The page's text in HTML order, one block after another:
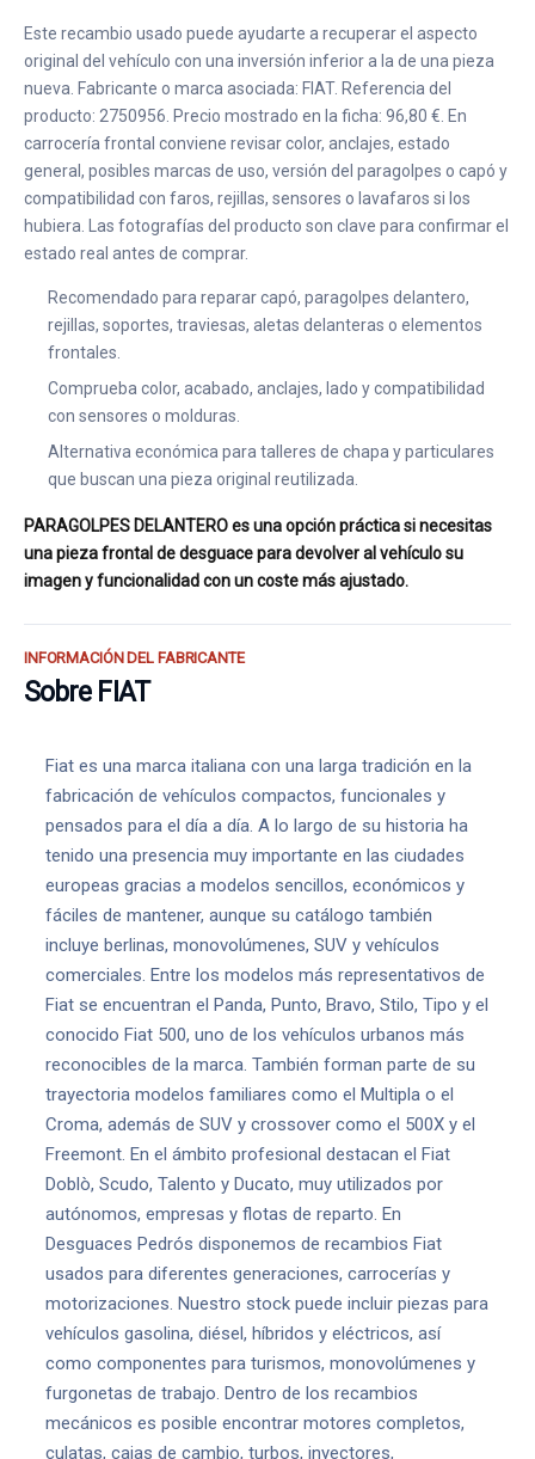
Este recambio usado puede ayudarte a recuperar el aspecto
original del vehículo con una inversión inferior a la de una pieza
nueva. Fabricante o marca asociada: FIAT. Referencia del
producto: 2750956. Precio mostrado en la ficha: 96,80 €. En
carrocería frontal conviene revisar color, anclajes, estado
general, posibles marcas de uso, versión del paragolpes o capó y
compatibilidad con faros, rejillas, sensores o lavafaros si los
hubiera. Las fotografías del producto son clave para confirmar el
estado real antes de comprar.
Recomendado para reparar capó, paragolpes delantero,
rejillas, soportes, traviesas, aletas delanteras o elementos
frontales.
Comprueba color, acabado, anclajes, lado y compatibilidad
con sensores o molduras.
Alternativa económica para talleres de chapa y particulares
que buscan una pieza original reutilizada.
PARAGOLPES DELANTERO es una opción práctica si necesitas
una pieza frontal de desguace para devolver al vehículo su
imagen y funcionalidad con un coste más ajustado.
INFORMACIÓN DEL FABRICANTE
Sobre FIAT
Fiat es una marca italiana con una larga tradición en la
fabricación de vehículos compactos, funcionales y
pensados para el día a día. A lo largo de su historia ha
tenido una presencia muy importante en las ciudades
europeas gracias a modelos sencillos, económicos y
fáciles de mantener, aunque su catálogo también
incluye berlinas, monovolúmenes, SUV y vehículos
comerciales. Entre los modelos más representativos de
Fiat se encuentran el Panda, Punto, Bravo, Stilo, Tipo y el
conocido Fiat 500, uno de los vehículos urbanos más
reconocibles de la marca. También forman parte de su
trayectoria modelos familiares como el Multipla o el
Croma, además de SUV y crossover como el 500X y el
Freemont. En el ámbito profesional destacan el Fiat
Doblò, Scudo, Talento y Ducato, muy utilizados por
autónomos, empresas y flotas de reparto. En
Desguaces Pedrós disponemos de recambios Fiat
usados para diferentes generaciones, carrocerías y
motorizaciones. Nuestro stock puede incluir piezas para
vehículos gasolina, diésel, híbridos y eléctricos, así
como componentes para turismos, monovolúmenes y
furgonetas de trabajo. Dentro de los recambios
mecánicos es posible encontrar motores completos,
culatas, cajas de cambio, turbos, inyectores,